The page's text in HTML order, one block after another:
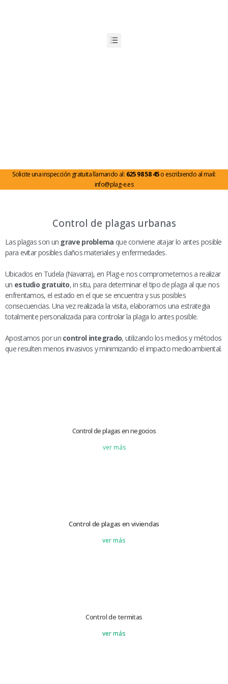
Solicite una inspección gratuita llamando al: 625 98 58 45o escribiendo al mail:
info@plag-e.es
Control de plagas urbanas
Las plagas son un grave problema que conviene atajar lo antes posible
para evitar posibles daños materiales y enfermedades.
Ubicados en Tudela (Navarra), en Plag-e nos comprometemos a realizar
un estudio gratuito, in situ, para determinar el tipo de plaga al que nos
enfrentamos, el estado en el que se encuentra y sus posibles
consecuencias. Una vez realizada la visita, elaboramos una estrategia
totalmente personalizada para controlar la plaga lo antes posible.
Apostamos por un control integrado, utilizando los medios y métodos
que resulten menos invasivos y minimizando el impacto medioambiental.
Control de plagas en negocios
ver más
Control de plagas en viviendas
ver más
Control de termitas
ver más